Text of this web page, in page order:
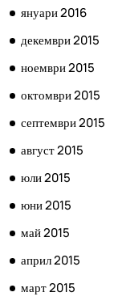
януари 2016
декември 2015
ноември 2015
октомври 2015
септември 2015
август 2015
юли 2015
юни 2015
май 2015
април 2015
март 2015